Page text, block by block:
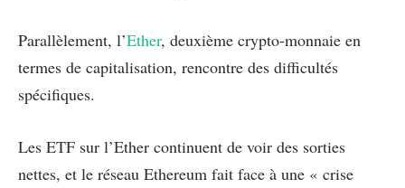
Parallèlement, l’Ether, deuxième crypto-monnaie en
termes de capitalisation, rencontre des difficultés
spécifiques.
Les ETF sur l’Ether continuent de voir des sorties
nettes, et le réseau Ethereum fait face à une « crise